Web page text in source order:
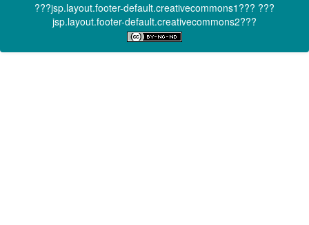
???jsp.layout.footer-default.creativecommons1??? ???
jsp.layout.footer-default.creativecommons2???